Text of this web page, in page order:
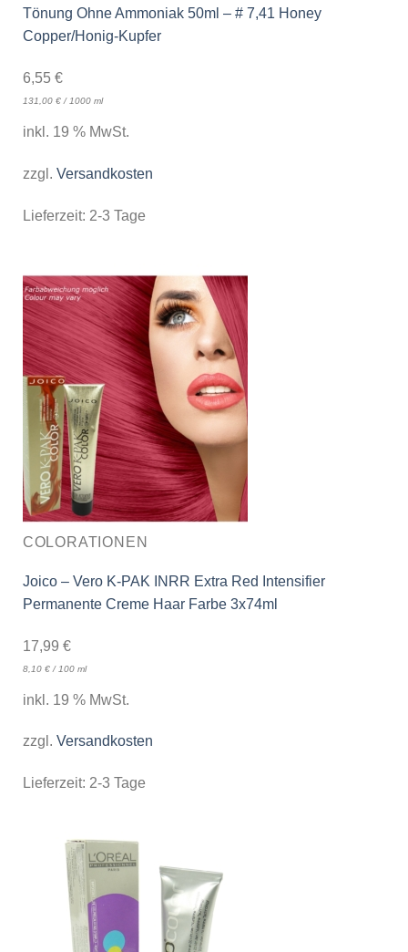
Tönung Ohne Ammoniak 50ml – # 7,41 Honey
Copper/Honig-Kupfer
6,55 €
131,00 €/ 1000 ml
inkl. 19 % MwSt.
zzgl. Versandkosten
Lieferzeit: 2-3 Tage
COLORATIONEN
Joico – Vero K-PAK INRR Extra Red Intensifier
Permanente Creme Haar Farbe 3x74ml
17,99 €
8,10 €/ 100 ml
inkl. 19 % MwSt.
zzgl. Versandkosten
Lieferzeit: 2-3 Tage